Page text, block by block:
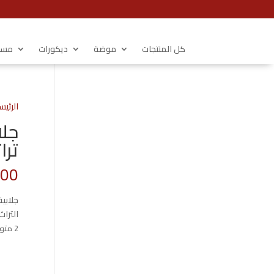
كل المنتجات موضة ديكورات
2 متوفر في المخزون